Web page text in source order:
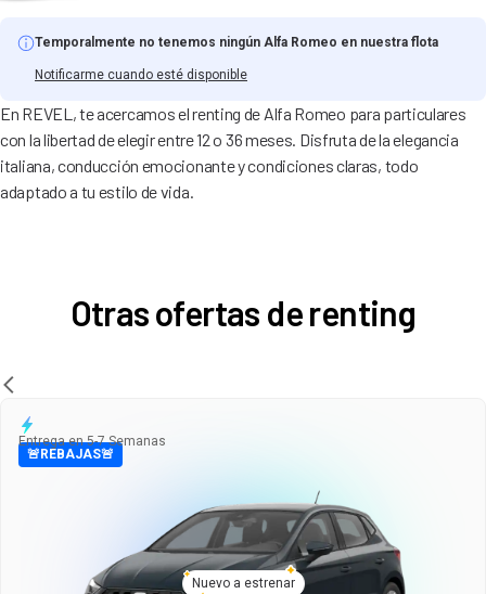
Temporalmente no tenemos ningún Alfa Romeo en nuestra flota
Notificarme cuando esté disponible
En REVEL, te acercamos el renting de Alfa Romeo para particulares
con la libertad de elegir entre 12 o 36 meses. Disfruta de la elegancia
italiana, conducción emocionante y condiciones claras, todo
adaptado a tu estilo de vida.
Otras ofertas de renting
Entrega en 5-7 Semanas
🚨REBAJAS🚨
Nuevo a estrenar